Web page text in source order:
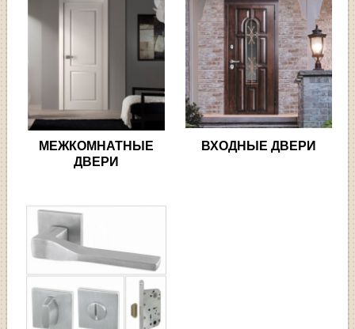
МЕЖКОМНАТНЫЕ
ДВЕРИ
ВХОДНЫЕ ДВЕРИ